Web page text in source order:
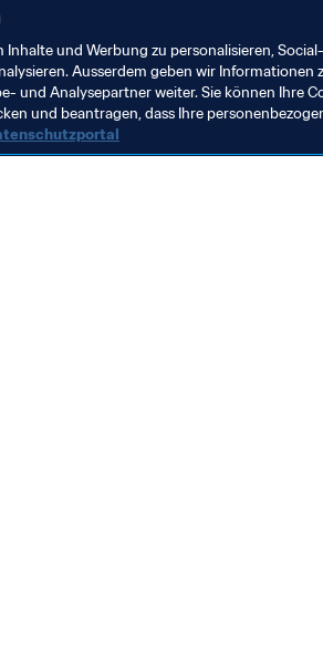
Inhalte und Werbung zu personalisieren,
Ausserdem geben wir Informationen
und Analysepartner weiter. Sie können Ihre
und beantragen, dass Ihre